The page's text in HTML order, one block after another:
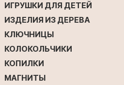
ИГРУШКИ ДЛЯ ДЕТЕЙ
ИЗДЕЛИЯ ИЗ ДЕРЕВА
КЛЮЧНИЦЫ
КОЛОКОЛЬЧИКИ
КОПИЛКИ
МАГНИТЫ